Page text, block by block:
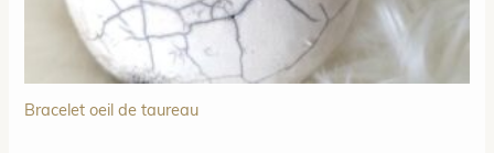
Bracelet oeil de taureau